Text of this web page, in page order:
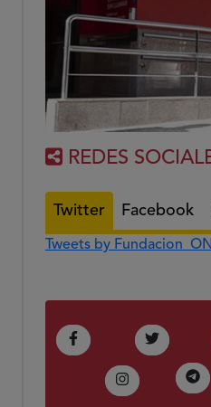
REDES
Twitter Facebook
Tweets by
Facebook
(Abre en nuevaTwitter
(Abre
Instagram
(Abre en